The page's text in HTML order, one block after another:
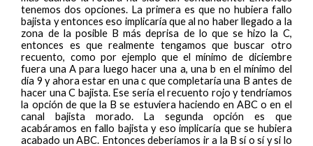
tenemos dos opciones. La primera es que no hubiera fallo
bajista y entonces eso implicaría que al no haber llegado a la
zona de la posible B más deprisa de lo que se hizo la C,
entonces es que realmente tengamos que buscar otro
recuento, como por ejemplo que el mínimo de diciembre
fuera una A para luego hacer una a, una b en el mínimo del
día 9 y ahora estar en una c que completaría una B antes de
hacer una C bajista. Ese sería el recuento rojo y tendríamos
la opción de que la B se estuviera haciendo en ABC o en el
canal bajista morado. La segunda opción es que
acabáramos en fallo bajista y eso implicaría que se hubiera
acabado un ABC. Entonces deberíamos ir a la B sí o sí y si lo